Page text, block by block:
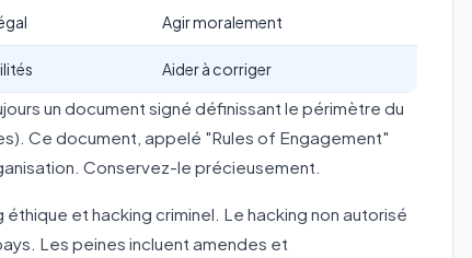
Agir moralement
Aider à corriger
un document signé définissant le périmètre du
Ce document, appelé "Rules of Engagement"
Conservez-le précieusement.
et hacking criminel. Le hacking non autorisé
Les peines incluent amendes et